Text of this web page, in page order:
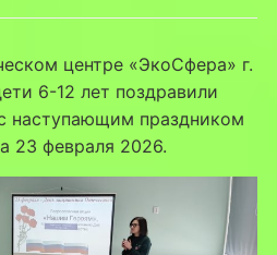
центре «ЭкоСфера» г.
6-12 лет поздравили
наступающим праздником
23 февраля 2026.